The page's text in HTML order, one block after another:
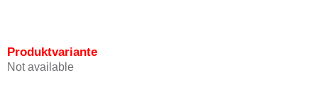
Produktvariante
Not available